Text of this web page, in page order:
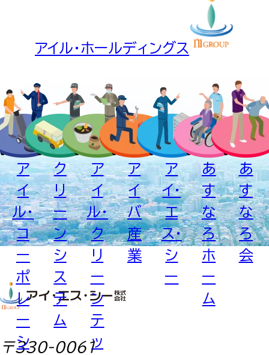
アイル・ホールディングス
ア
イ
ル・
コ
ー
ポ
レ
ー
シ
ク
リ
ー
ン
シ
ス
テ
ム
ア
イ
ル・
ク
リ
ー
ン
テ
ッ
ア
イ
バ
産
業
ア
イ・
エ
ス・
シ
ー
あ
す
な
ろ
ホ
ー
ム
あ
す
な
ろ
会
〒330-0061